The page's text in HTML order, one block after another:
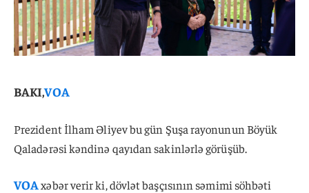
BAKI,VOA
Prezident İlham Əliyev bu gün Şuşa rayonunun Böyük
Qaladərəsi kəndinə qayıdan sakinlərlə görüşüb.
VOAxəbər verir ki, dövlət başçısının səmimi söhbəti